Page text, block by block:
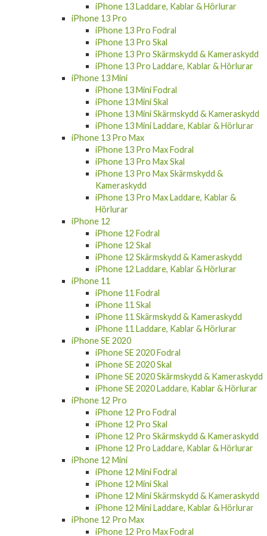
iPhone 13 Pro
iPhone 13 Pro Fodral
iPhone 13 Pro Skal
iPhone 13 Pro Skärmskydd & Kameraskydd
iPhone 13 Pro Laddare, Kablar & Hörlurar
iPhone 13 Mini
iPhone 13 Mini Fodral
iPhone 13 Mini Skal
iPhone 13 Mini Skärmskydd & Kameraskydd
iPhone 13 Mini Laddare, Kablar & Hörlurar
iPhone 13 Pro Max
iPhone 13 Pro Max Fodral
iPhone 13 Pro Max Skal
iPhone 13 Pro Max Skärmskydd &
Kameraskydd
iPhone 13 Pro Max Laddare, Kablar &
Hörlurar
iPhone 12
iPhone 12 Fodral
iPhone 12 Skal
iPhone 12 Skärmskydd & Kameraskydd
iPhone 12 Laddare, Kablar & Hörlurar
iPhone 11
iPhone 11 Fodral
iPhone 11 Skal
iPhone 11 Skärmskydd & Kameraskydd
iPhone 11 Laddare, Kablar & Hörlurar
iPhone SE 2020
iPhone SE 2020 Fodral
iPhone SE 2020 Skal
iPhone SE 2020 Skärmskydd & Kameraskydd
iPhone SE 2020 Laddare, Kablar & Hörlurar
iPhone 12 Pro
iPhone 12 Pro Fodral
iPhone 12 Pro Skal
iPhone 12 Pro Skärmskydd & Kameraskydd
iPhone 12 Pro Laddare, Kablar & Hörlurar
iPhone 12 Mini
iPhone 12 Mini Fodral
iPhone 12 Mini Skal
iPhone 12 Mini Skärmskydd & Kameraskydd
iPhone 12 Mini Laddare, Kablar & Hörlurar
iPhone 12 Pro Max
iPhone 12 Pro Max Fodral
iPhone 12 Pro Max Skal